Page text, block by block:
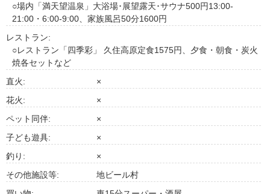
○場内「満天望温泉」大浴場･展望露天･サウナ500円13:00-
21:00・6:00-9:00、家族風呂50分1600円
レストラン:
○レストラン「四季彩」 久住高原定食1575円、夕食・朝食・炭火
焼各セットなど
直火:
×
花火:
×
ペット同伴:
×
子ども遊具:
×
釣り:
×
その他施設等:
地ビール村